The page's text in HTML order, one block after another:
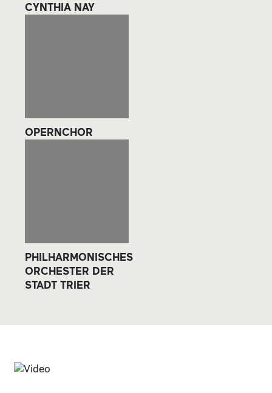
CYNTHIA NAY
OPERNCHOR
PHILHARMONISCHES
ORCHESTER DER
STADT TRIER